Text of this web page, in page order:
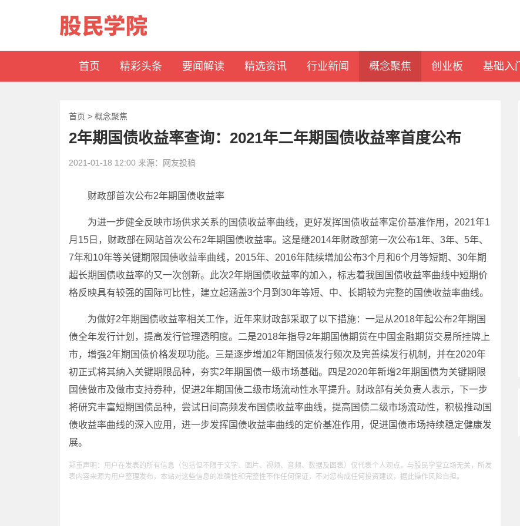
首页 精彩头条 要闻解读 精选资讯 行业新闻 概念聚焦 创业板 基础入门
首页 > 概念聚焦
2年期国债收益率查询：2021年二年期国债收益率首度公布
2021-01-18 12:00 来源：网友投稿
财政部首次公布2年期国债收益率
为进一步健全反映市场供求关系的国债收益率曲线，更好发挥国债收益率定价基准作用，2021年1
月15日，财政部在网站首次公布2年期国债收益率。这是继2014年财政部第一次公布1年、3年、5年、
7年和10年等关键期限国债收益率曲线，2015年、2016年陆续增加公布3个月和6个月等短期、30年期
超长期国债收益率的又一次创新。此次2年期国债收益率的加入，标志着我国国债收益率曲线中短期价
格反映具有较强的国际可比性，建立起涵盖3个月到30年等短、中、长期较为完整的国债收益率曲线。
为做好2年期国债收益率相关工作，近年来财政部采取了以下措施：一是从2018年起公布2年期国
债全年发行计划，提高发行管理透明度。二是2018年指导2年期国债期货在中国金融期货交易所挂牌上
市，增强2年期国债价格发现功能。三是逐步增加2年期国债发行频次及完善续发行机制，并在2020年
初正式将其纳入关键期限品种，夯实2年期国债一级市场基础。四是2020年新增2年期国债为关键期限
国债做市及做市支持券种，促进2年期国债二级市场流动性水平提升。财政部有关负责人表示，下一步
将研究丰富短期国债品种，尝试日间高频发布国债收益率曲线，提高国债二级市场流动性，积极推动国
债收益率曲线的深入应用，进一步发挥国债收益率曲线的定价基准作用，促进国债市场持续稳定健康发
展。
郑重声明：用户在发表的所有信息（包括但不限于文字、图片、视频、音频、数据及图表）仅代表个人观点，与股民学堂立场无关，所发
表内容来源为用户整理发布，本站对这些信息的准确性和完整性不作任何保证，不对您构成任何投资建议，据此操作风险自担。